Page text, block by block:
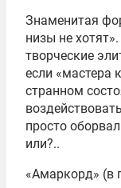
Знаменитая
низы не
творческие
если «мастера
странном
просто
или?..
«Амаркорд» (в